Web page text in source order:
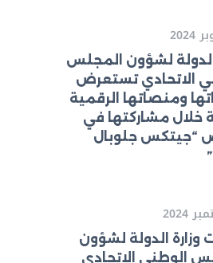
الدولة لشؤون المجلس
الاتحادي تستعرض
ومنصاتها الرقمية
خلال مشاركتها في
“جيتكس جلوبال
الدولة لشؤون
الوطني الاتحادي